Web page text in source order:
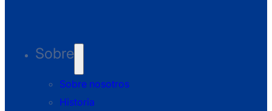
Sobre
Sobre nosotros
Historia